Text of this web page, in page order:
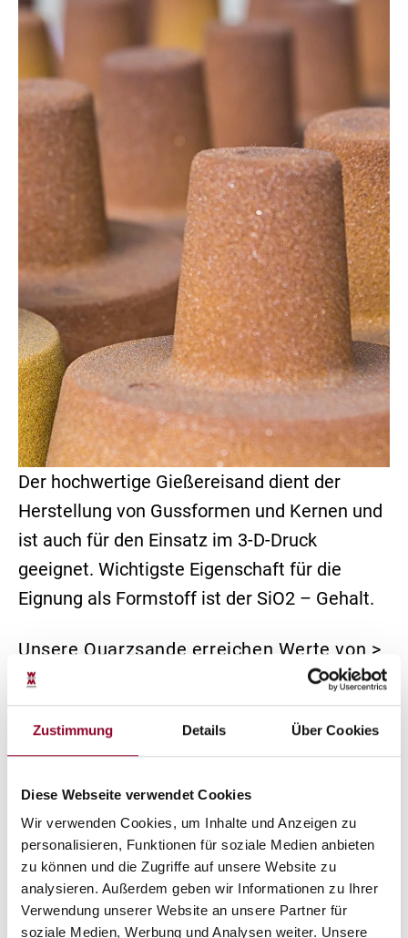
Zustimmung Details Über Cookies
Diese Webseite verwendet Cookies
Wir verwenden Cookies, um Inhalte und Anzeigen zu
personalisieren, Funktionen für soziale Medien anbieten
zu können und die Zugriffe auf unsere Website zu
analysieren. Außerdem geben wir Informationen zu Ihrer
Verwendung unserer Website an unsere Partner für
soziale Medien, Werbung und Analysen weiter. Unsere
Der hochwertige Gießereisand dient der
Herstellung von Gussformen und Kernen und
ist auch für den Einsatz im 3-D-Druck
geeignet. Wichtigste Eigenschaft für die
Eignung als Formstoff ist der SiO2 – Gehalt.
Unsere Quarzsande erreichen Werte von >
99%. Die Vorzüge unserer Quarzsande
liegen in der hohen Reinheit und hohen
Sintertemperatur von >1600 °C.